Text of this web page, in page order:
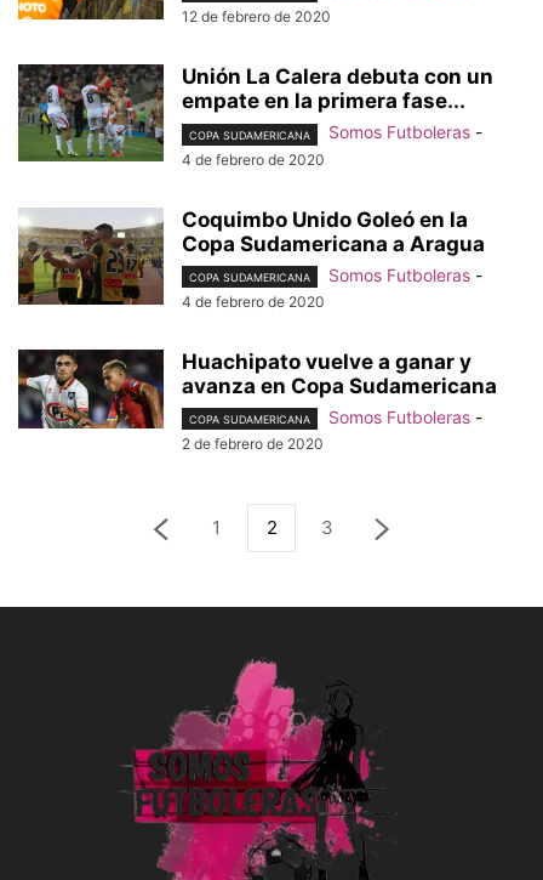
12 de febrero de 2020
Unión La Calera debuta con un
empate en la primera fase...
COPA SUDAMERICANA Somos Futboleras -
4 de febrero de 2020
Coquimbo Unido Goleó en la
Copa Sudamericana a Aragua
COPA SUDAMERICANA Somos Futboleras -
4 de febrero de 2020
Huachipato vuelve a ganar y
avanza en Copa Sudamericana
COPA SUDAMERICANA Somos Futboleras -
2 de febrero de 2020
1 2 3